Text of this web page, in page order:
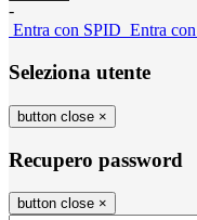
-
Entra con SPID Entra
Seleziona utente
button close ×
Recupero password
button close ×